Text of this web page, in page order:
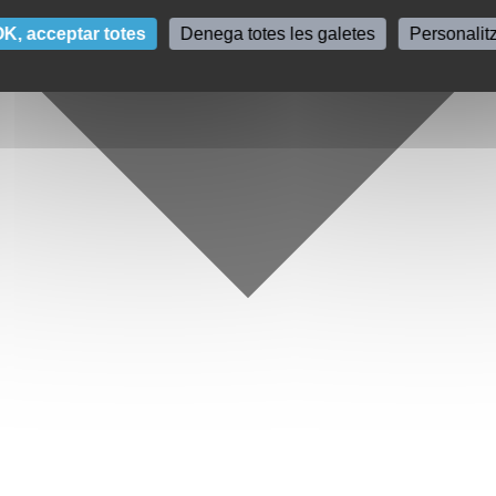
acceptar totes Denega totes les galetes